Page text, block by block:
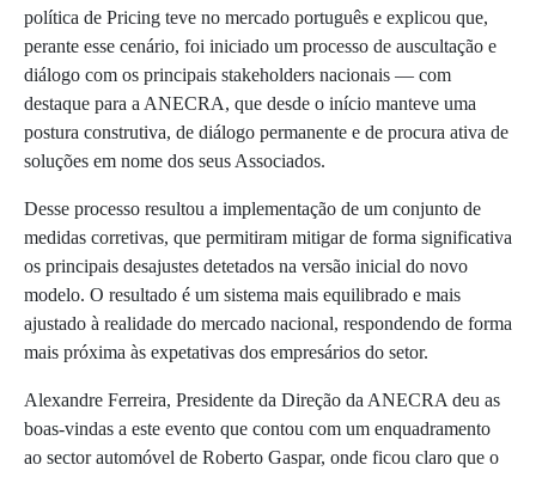
política de Pricing teve no mercado português e explicou que,
perante esse cenário, foi iniciado um processo de auscultação e
diálogo com os principais stakeholders nacionais — com
destaque para a ANECRA, que desde o início manteve uma
postura construtiva, de diálogo permanente e de procura ativa de
soluções em nome dos seus Associados.
Desse processo resultou a implementação de um conjunto de
medidas corretivas, que permitiram mitigar de forma significativa
os principais desajustes detetados na versão inicial do novo
modelo. O resultado é um sistema mais equilibrado e mais
ajustado à realidade do mercado nacional, respondendo de forma
mais próxima às expetativas dos empresários do setor.
Alexandre Ferreira, Presidente da Direção da ANECRA deu as
boas-vindas a este evento que contou com um enquadramento
ao sector automóvel de Roberto Gaspar, onde ficou claro que o